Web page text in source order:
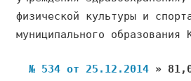
физической культуры и
муниципального образования
№ 534 от 25.12.2014 »